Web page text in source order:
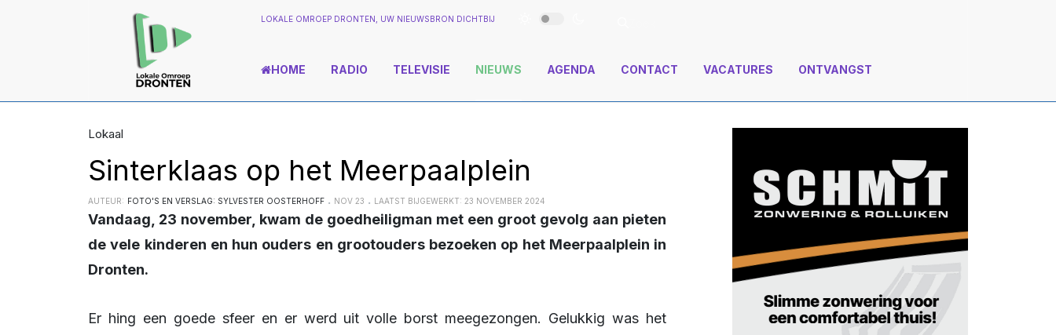
LOKALE OMROEP DRONTEN, UW NIEUWSBRON DICHTBIJ
HOME RADIO TELEVISIE NIEUWS AGENDA CONTACT VACATURES ONTVANGST
Lokaal
Sinterklaas op het Meerpaalplein
AUTEUR: FOTO'S EN VERSLAG: SYLVESTER OOSTERHOFF NOV 23 LAATST BIJGEWERKT: 23 NOVEMBER 2024
Vandaag, 23 november, kwam de goedheiligman met een groot gevolg aan pieten
de vele kinderen en hun ouders en grootouders bezoeken op het Meerpaalplein in
Dronten.
Er hing een goede sfeer en er werd uit volle borst meegezongen. Gelukkig was het